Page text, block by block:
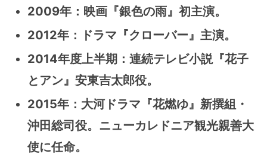
2009年：映画『銀色の雨』初主演。
2012年：ドラマ『クローバー』主演。
2014年度上半期：連続テレビ小説『花子
とアン』安東吉太郎役。
2015年：大河ドラマ『花燃ゆ』新撰組・
沖田総司役。ニューカレドニア観光親善大
使に任命。